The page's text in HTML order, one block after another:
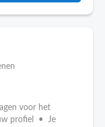
voor het
profiel • Je